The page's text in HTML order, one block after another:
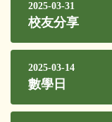
2025-03-31
校友分享
2025-03-14
數學日